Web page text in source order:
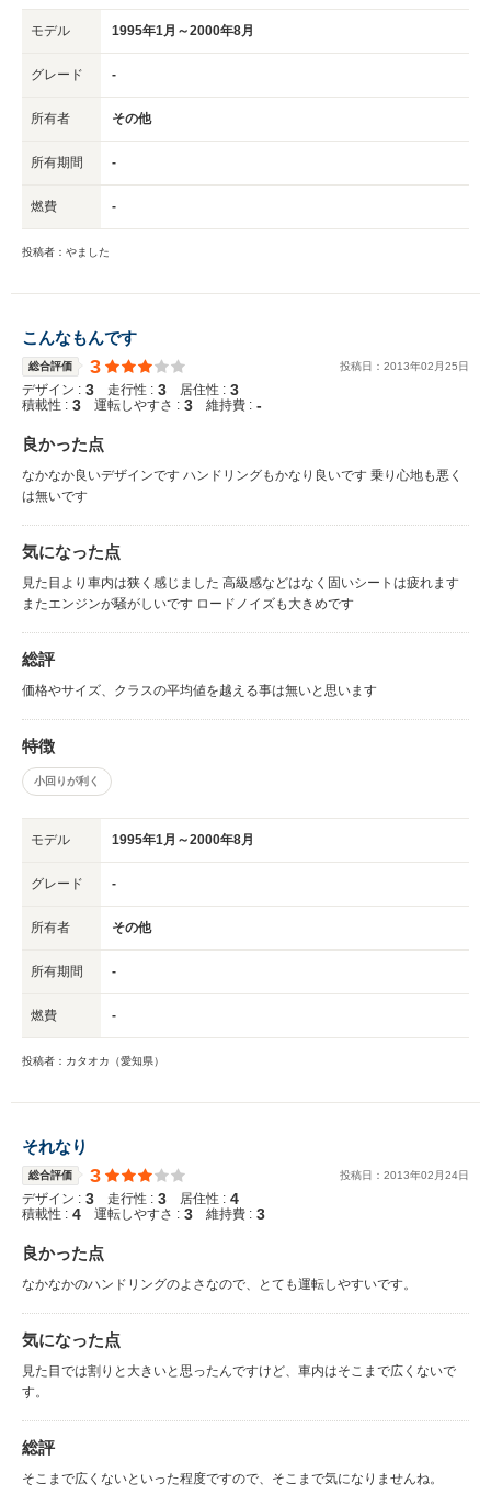
モデル 1995年1月～2000年8月
グレード -
所有者 その他
所有期間 -
燃費 -
投稿者：やました
こんなもんです
総合評価 3 投稿日： 2013年02 月25日
デザイン : 3 走行性 : 3 居住性 : 3
積載性 : 3 運転しやすさ : 3 維持費 : -
良かった点
なかなか良いデザインです ハンドリングもかなり良いです 乗り心地も悪く
は無いです
気になった点
見た目より車内は狭く感じました 高級感などはなく固いシートは疲れます
またエンジンが騒がしいです ロードノイズも大きめです
総評
価格やサイズ、クラスの平均値を越える事は無いと思います
特徴
小回りが利く
モデル 1995年1月～2000年8月
グレード -
所有者 その他
所有期間 -
燃費 -
投稿者：カタオカ（愛知県）
それなり
総合評価 3 投稿日： 2013年02 月24日
デザイン : 3 走行性 : 3 居住性 : 4
積載性 : 4 運転しやすさ : 3 維持費 : 3
良かった点
なかなかのハンドリングのよさなので、とても運転しやすいです。
気になった点
見た目では割りと大きいと思ったんですけど、車内はそこまで広くないで
す。
総評
そこまで広くないといった程度ですので、そこまで気になりませんね。